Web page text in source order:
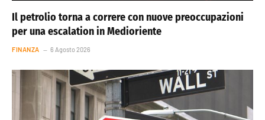
Il petrolio torna a correre con nuove preoccupazioni
per una escalation in Medioriente
FINANZA 6 Agosto 2026